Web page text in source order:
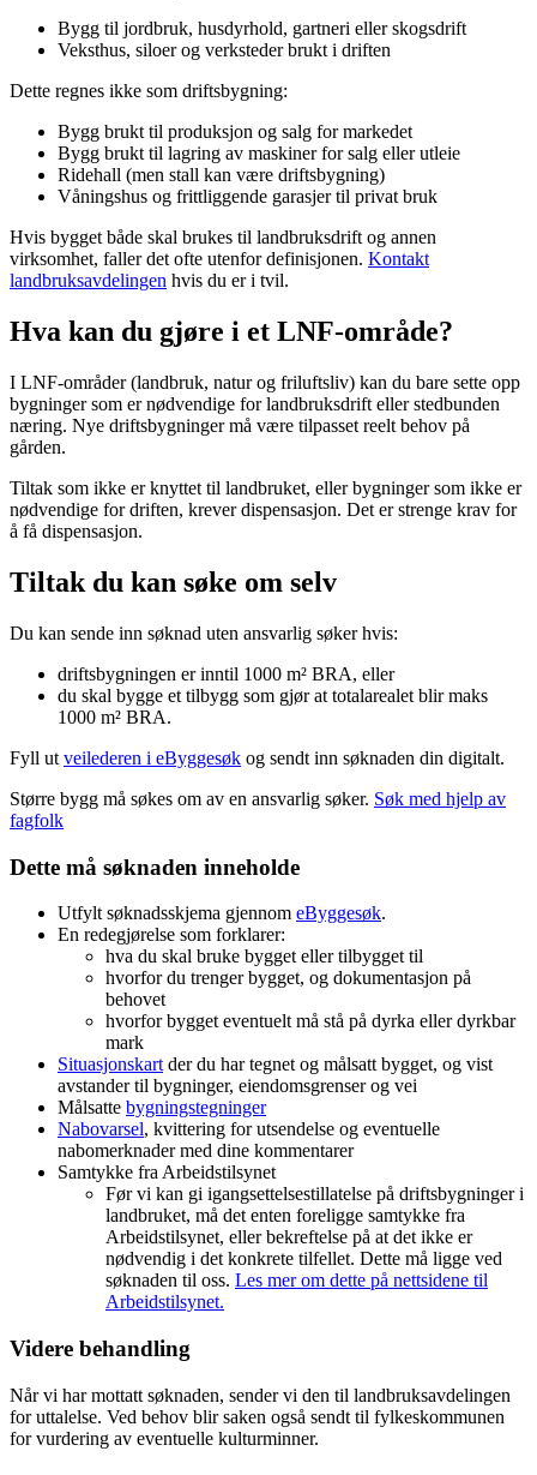
Bygg til jordbruk, husdyrhold, gartneri eller skogsdrift
Veksthus, siloer og verksteder brukt i driften
Dette regnes ikke som driftsbygning:
Bygg brukt til produksjon og salg for markedet
Bygg brukt til lagring av maskiner for salg eller utleie
Ridehall (men stall kan være driftsbygning)
Våningshus og frittliggende garasjer til privat bruk
Hvis bygget både skal brukes til landbruksdrift og annen
virksomhet, faller det ofte utenfor definisjonen. Kontakt
landbruksavdelingen hvis du er i tvil.
Hva kan du gjøre i et LNF-område?
I LNF-områder (landbruk, natur og friluftsliv) kan du bare sette opp
bygninger som er nødvendige for landbruksdrift eller stedbunden
næring. Nye driftsbygninger må være tilpasset reelt behov på
gården.
Tiltak som ikke er knyttet til landbruket, eller bygninger som ikke er
nødvendige for driften, krever dispensasjon. Det er strenge krav for
å få dispensasjon.
Tiltak du kan søke om selv
Du kan sende inn søknad uten ansvarlig søker hvis:
driftsbygningen er inntil 1000 m² BRA, eller
du skal bygge et tilbygg som gjør at totalarealet blir maks
1000 m² BRA.
Fyll ut veilederen i eByggesøk og sendt inn søknaden din digitalt.
Større bygg må søkes om av en ansvarlig søker. Søk med hjelp av
fagfolk
Dette må søknaden inneholde
Utfylt søknadsskjema gjennom eByggesøk.
En redegjørelse som forklarer:
hva du skal bruke bygget eller tilbygget til
hvorfor du trenger bygget, og dokumentasjon på
behovet
hvorfor bygget eventuelt må stå på dyrka eller dyrkbar
mark
Situasjonskartder du har tegnet og målsatt bygget, og vist
avstander til bygninger, eiendomsgrenser og vei
Målsatte bygningstegninger
Nabovarsel, kvittering for utsendelse og eventuelle
nabomerknader med dine kommentarer
Samtykke fra Arbeidstilsynet
Før vi kan gi igangsettelsestillatelse på driftsbygninger i
landbruket, må det enten foreligge samtykke fra
Arbeidstilsynet, eller bekreftelse på at det ikke er
nødvendig i det konkrete tilfellet. Dette må ligge ved
søknaden til oss. Les mer om dette på nettsidene til
Arbeidstilsynet.
Videre behandling
Når vi har mottatt søknaden, sender vi den til landbruksavdelingen
for uttalelse. Ved behov blir saken også sendt til fylkeskommunen
for vurdering av eventuelle kulturminner.